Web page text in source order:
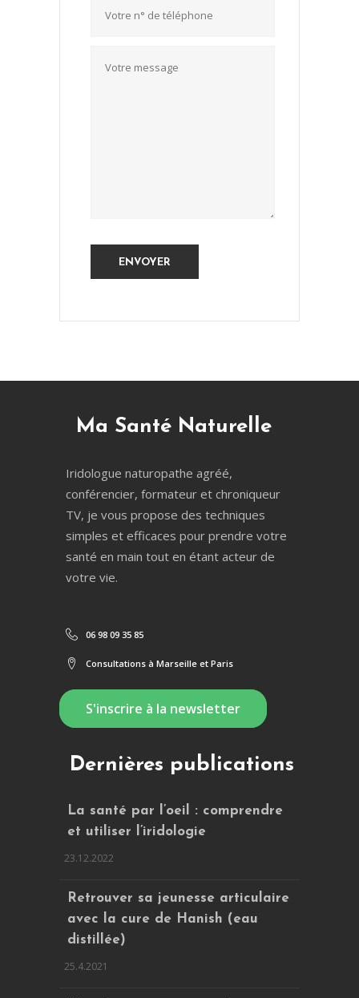
Ma Santé Naturelle
Iridologue naturopathe agréé,
conférencier, formateur et chroniqueur
TV, je vous propose des techniques
simples et efficaces pour prendre votre
santé en main tout en étant acteur de
votre vie.
06 98 09 35 85
Consultations à Marseille et Paris
S'inscrire à la newsletter
Dernières publications
La santé par l’oeil : comprendre
et utiliser l’iridologie
23.12.2022
Retrouver sa jeunesse articulaire
avec la cure de Hanish (eau
distillée)
25.4.2021